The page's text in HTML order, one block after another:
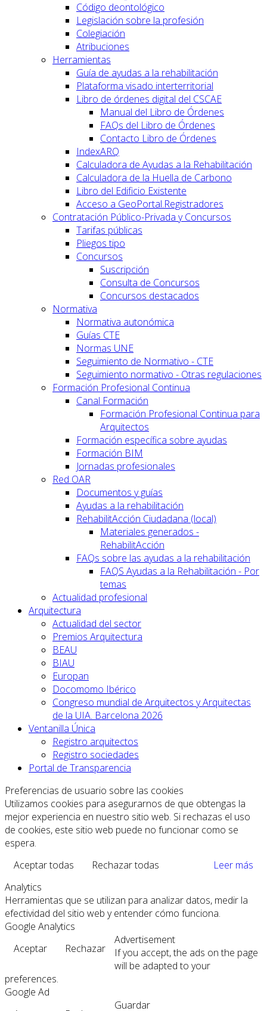
Código deontológico
Legislación sobre la profesión
Colegiación
Atribuciones
Herramientas
Guía de ayudas a la rehabilitación
Plataforma visado interterritorial
Libro de órdenes digital del CSCAE
Manual del Libro de Órdenes
FAQs del Libro de Órdenes
Contacto Libro de Órdenes
IndexARQ
Calculadora de Ayudas a la Rehabilitación
Calculadora de la Huella de Carbono
Libro del Edificio Existente
Acceso a GeoPortal.Registradores
Contratación Público-Privada y Concursos
Tarifas públicas
Pliegos tipo
Concursos
Suscripción
Consulta de Concursos
Concursos destacados
Normativa
Normativa autonómica
Guías CTE
Normas UNE
Seguimiento de Normativo - CTE
Seguimiento normativo - Otras regulaciones
Formación Profesional Continua
Canal Formación
Formación Profesional Continua para
Arquitectos
Formación específica sobre ayudas
Formación BIM
Jornadas profesionales
Red OAR
Documentos y guías
Ayudas a la rehabilitación
RehabilitAcción Ciudadana (local)
Materiales generados -
RehabilitAcción
FAQs sobre las ayudas a la rehabilitación
FAQS Ayudas a la Rehabilitación - Por
temas
Actualidad profesional
Arquitectura
Actualidad del sector
Premios Arquitectura
BEAU
BIAU
Europan
Docomomo Ibérico
Congreso mundial de Arquitectos y Arquitectas
de la UIA. Barcelona 2026
Ventanilla Única
Registro arquitectos
Registro sociedades
Portal de Transparencia
Preferencias de usuario sobre las cookies
Utilizamos cookies para asegurarnos de que obtengas la
mejor experiencia en nuestro sitio web. Si rechazas el uso
de cookies, este sitio web puede no funcionar como se
espera.
Aceptar todas
Rechazar todas
Leer más
Analytics
Herramientas que se utilizan para analizar datos, medir la
efectividad del sitio web y entender cómo funciona.
Google Analytics
Aceptar
Rechazar
Advertisement
If you accept, the ads on the page
will be adapted to your
preferences.
Google Ad
Guardar